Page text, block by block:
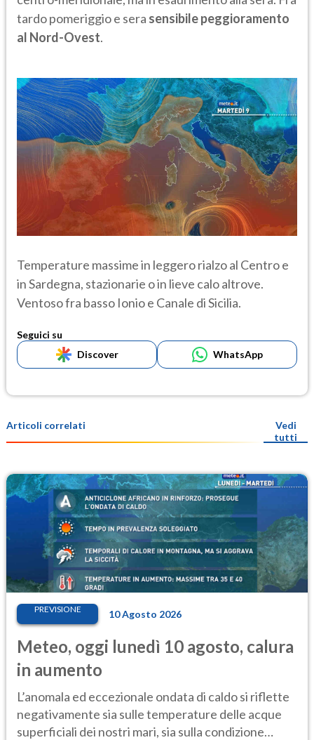
tardo pomeriggio e sera sensibile peggioramento
al Nord-Ovest.
Temperature massime in leggero rialzo al Centro e
in Sardegna, stazionarie o in lieve calo altrove.
Ventoso fra basso Ionio e Canale di Sicilia.
Seguici su
Discover
WhatsApp
Articoli correlati
Vedi
tutti
PREVISIONE 10 Agosto 2026
Meteo, oggi lunedì 10 agosto, calura
in aumento
L’anomala ed eccezionale ondata di caldo si riflette
negativamente sia sulle temperature delle acque
superficiali dei nostri mari, sia sulla condizione